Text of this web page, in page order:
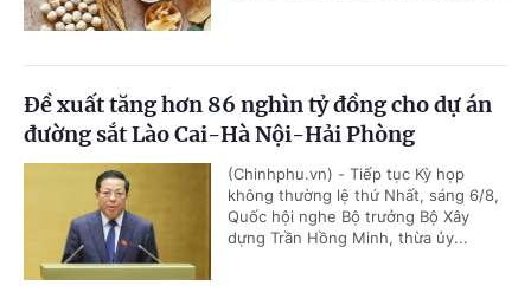
Đề xuất tăng hơn 86 nghìn tỷ đồng cho dự án
đường sắt Lào Cai-Hà Nội-Hải Phòng
(Chinhphu.vn) - Tiếp tục Kỳ họp
không thường lệ thứ Nhất, sáng 6/8,
Quốc hội nghe Bộ trưởng Bộ Xây
dựng Trần Hồng Minh, thừa ủy...